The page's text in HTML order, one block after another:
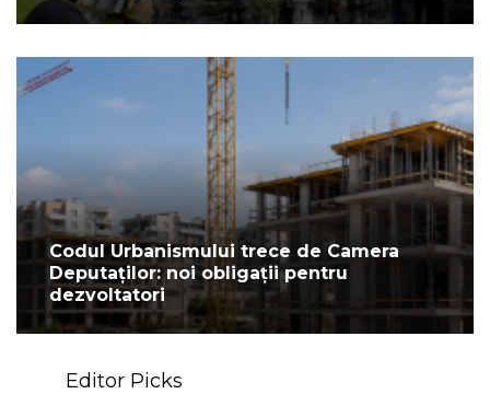
Codul Urbanismului trece de Camera
Deputaților: noi obligații pentru
dezvoltatori
Editor Picks